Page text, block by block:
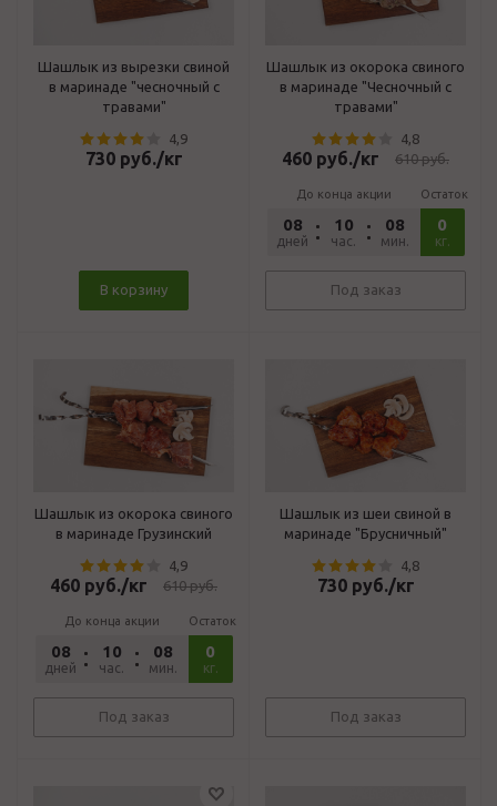
Шашлык из вырезки свиной
в маринаде "чесночный с
травами"
4,9
730руб./кг
В корзину
Шашлык из окорока свиного
в маринаде "Чесночный с
травами"
4,8
460 руб./кг 610руб.
До конца акции
08
дней
10
час.
08
мин.
17
сек.
Остаток
0
кг.
Под заказ
Шашлык из окорока свиного
в маринаде Грузинский
4,9
460 руб./кг 610руб.
До конца акции
08
дней
10
час.
08
мин.
17
сек.
Остаток
0
кг.
Под заказ
Шашлык из шеи свиной в
маринаде "Брусничный"
4,8
730руб./кг
Под заказ